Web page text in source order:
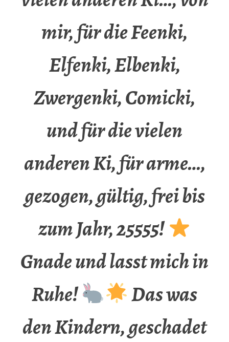
mir, für die Feenki,
Elfenki, Elbenki,
Zwergenki, Comicki,
und für die vielen
anderen Ki, für arme…,
gezogen, gültig, frei bis
zum Jahr, 25555!
Gnade und lasst mich in
Ruhe!
Das was
den Kindern, geschadet